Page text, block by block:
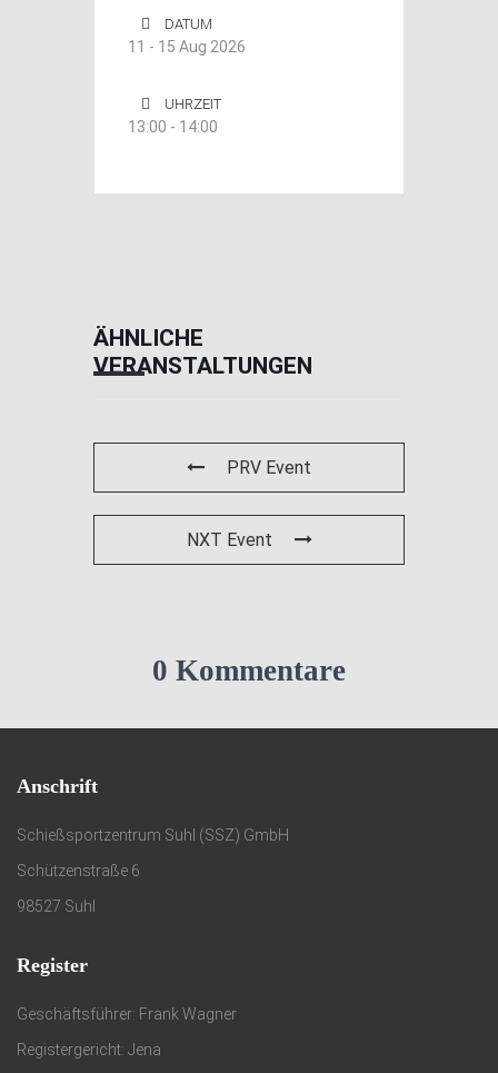
DATUM
11 - 15 Aug 2026
UHRZEIT
13:00 - 14:00
ÄHNLICHE
VERANSTALTUNGEN
PRV Event
NXT Event
0 Kommentare
Anschrift
Schießsportzentrum Suhl (SSZ) GmbH
Schützenstraße 6
98527 Suhl
Register
Geschäftsführer: Frank Wagner
Registergericht: Jena